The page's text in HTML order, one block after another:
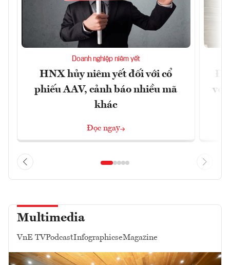
Doanh nghiệp niêm yết
HNX hủy niêm yết đối với cổ
phiếu AAV, cảnh báo nhiều mã
khác
Đọc ngay
Đề
với
Multimedia
VnE TVPodcastInfographicseMagazine